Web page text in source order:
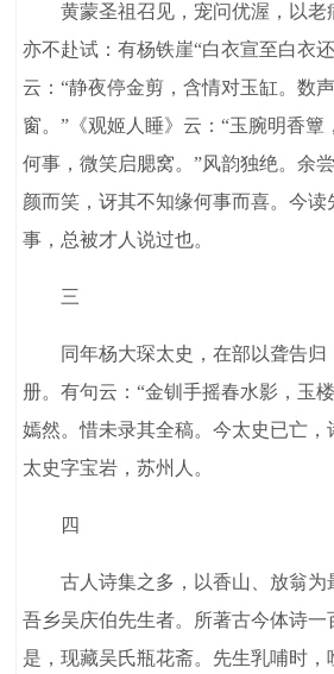
黄蒙圣祖召见，宠问优渥，以老
亦不赴试：有杨铁崖“白衣宣至白衣
云：“静夜停金剪，含情对玉缸。数
窗。”《观姬人睡》云：“玉腕明香簟
何事，微笑启腮窝。”风韵独绝。余
颜而笑，讶其不知缘何事而喜。今读
事，总被才人说过也。
三
同年杨大琛太史，在部以聋告归
册。有句云：“金钏手摇春水影，玉
嫣然。惜未录其全稿。今太史已亡，
太史字宝岩，苏州人。
四
古人诗集之多，以香山、放翁为
吾乡吴庆伯先生者。所著古今体诗
是，现藏吴氏瓶花斋。先生乳哺时